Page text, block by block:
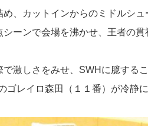
、カットインからのミドルシ
ーンで会場を沸かせ、王者の貫
激しさをみせ、SWHに臆する
ゴレイロ森田（１１番）が冷静に